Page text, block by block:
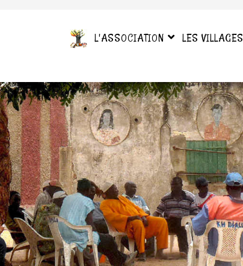
L'ASSOCIATION LES VILLAGES